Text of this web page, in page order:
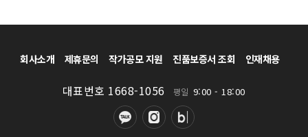
회사소개 제휴문의 작가공모 지원 진품보증서 조회 인재채용
대표번호 1668-1056 평일 9:00 - 18:00